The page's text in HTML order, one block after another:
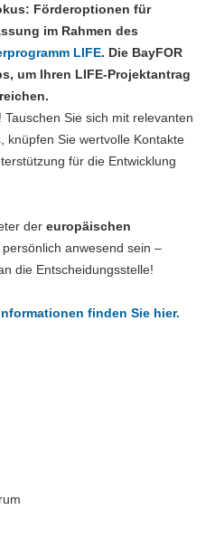
Förderoptionen für
im Rahmen des
LIFE. Die BayFOR
um Ihren LIFE-Projektantrag
Sie sich mit relevanten
knüpfen Sie wertvolle Kontakte
für die Entwicklung
der europäischen
persönlich anwesend sein –
die Entscheidungsstelle!
finden Sie hier.